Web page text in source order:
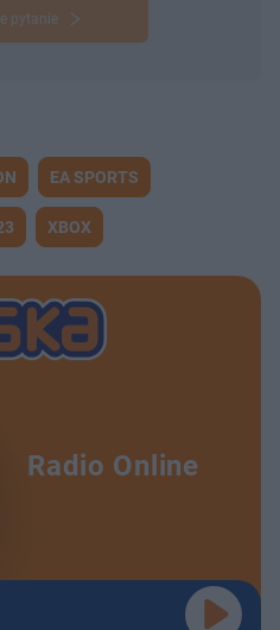
pytanie
EA SPORTS
XBOX
Radio Online